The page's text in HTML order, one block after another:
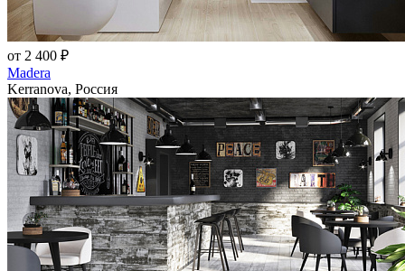
от 2 400 ₽
Madera
Kerranova, Россия